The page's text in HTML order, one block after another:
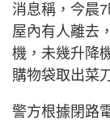
消息稱，今晨
屋內有人離去
機，未幾升降
購物袋取出菜
警方根據閉路